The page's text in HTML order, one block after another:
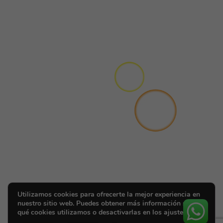
Utilizamos cookies para ofrecerte la mejor experiencia en
nuestro sitio web. Puedes obtener más información sobre
qué cookies utilizamos o desactivarlas en los ajustes.